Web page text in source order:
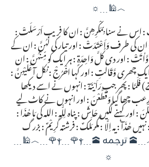
︿🕌﹍☼
اس نے سنا بِمَكْرِهِنَّ : ان کا فریب اَرْسَلَتْ :
کی طرف وَاَعْتَدَتْ : اور تیار کی لَهُنَّ : ان کے
: اور دی كُلَّ وَاحِدَةٍ : ہر ایک کو مِّنْهُنَّ : ان
چھری وَّقَالَتِ : اور کہا اخْرُجْ : نکل آ عَلَيْهِنَّ :
: پھر جب رَاَيْنَهٗٓ : انہوں نے اسے دیکھا
رعب چھا گیا وَقَطَّعْنَ : اور انہوں نے کاٹ لیے
: اور کہنے لگیں حَاشَ : پناہ لِلّٰهِ : اللہ کی مَا ھٰذَا :
ھٰذَآ : یہ اِلَّا : مگر مَلَكٌ : فرشتہ كَرِيْمٌ : بزرگ
ⲯ🌹﹍︿🕌﹍︿﹍🕋 ترجمہ 🕋﹍ⲯ﹍🌹ⲯ🌹﹍︿🕌﹍
☼